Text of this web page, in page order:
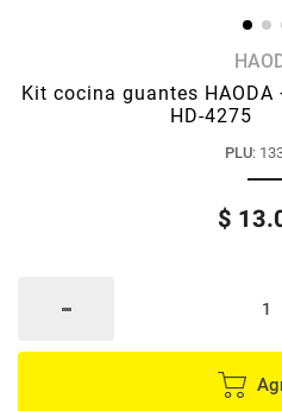
Kit cocina guantes HAODA
HD-4275
PLU:
$ 13.